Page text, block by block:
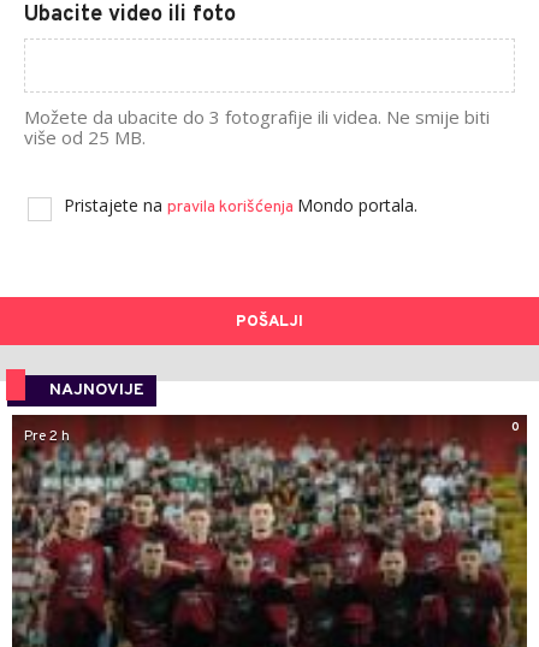
Ubacite video ili foto
Možete da ubacite do 3 fotografije ili videa. Ne smije biti
više od 25 MB.
Pristajete na pravila korišćenja Mondo portala.
POŠALJI
NAJNOVIJE
0
Pre 2 h